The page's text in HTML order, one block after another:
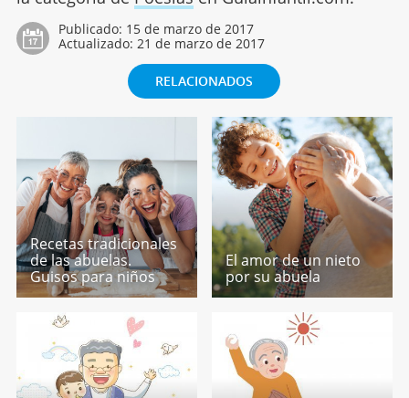
Publicado: 15 de marzo de 2017
Actualizado: 21 de marzo de 2017
RELACIONADOS
Recetas tradicionales
de las abuelas.
Guisos para niños
El amor de un nieto
por su abuela